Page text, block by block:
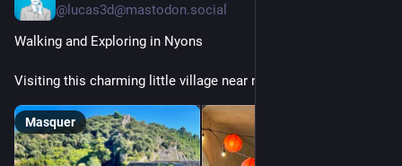
@ lucas3d@mastodon.social
Walking and Exploring in Nyons
Visiting this charming little village near my cousin’s place.
Masquer